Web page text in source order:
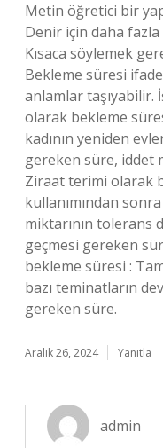
Metin öğretici bir
Denir için daha fazla
Kısaca söylemek
Bekleme süresi
anlamlar taşıyabilir.
olarak bekleme
kadının yeniden
gereken süre, iddet
Ziraat terimi olarak
kullanımından
miktarının tolerans
geçmesi gereken
bekleme süresi :
bazı teminatların
gereken süre.
Aralık 26, 2024 Yanıtla
admin